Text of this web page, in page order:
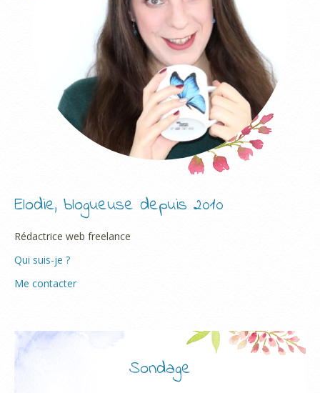
Elodie, blogueuse depuis 2010
Rédactrice web freelance
Qui suis-je ?
Me contacter
Sondage